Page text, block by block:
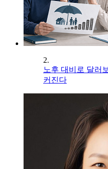
2.
노후 대비로 달러
커진다